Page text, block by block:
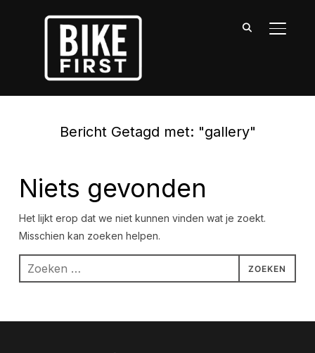
Bericht Getagd met: "gallery"
Niets gevonden
Het lijkt erop dat we niet kunnen vinden wat je zoekt.
Misschien kan zoeken helpen.
Zoeken
naar: